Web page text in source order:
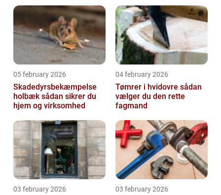
05 february 2026
Skadedyrsbekæmpelse
holbæk sådan sikrer du
hjem og virksomhed
04 february 2026
Tømrer i hvidovre sådan
vælger du den rette
fagmand
03 february 2026 03 february 2026